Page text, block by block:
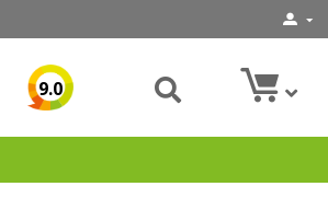
9.0